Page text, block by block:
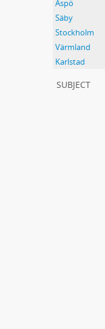
Aspö
Säby
Stockholm
Värmland
Karlstad
subject